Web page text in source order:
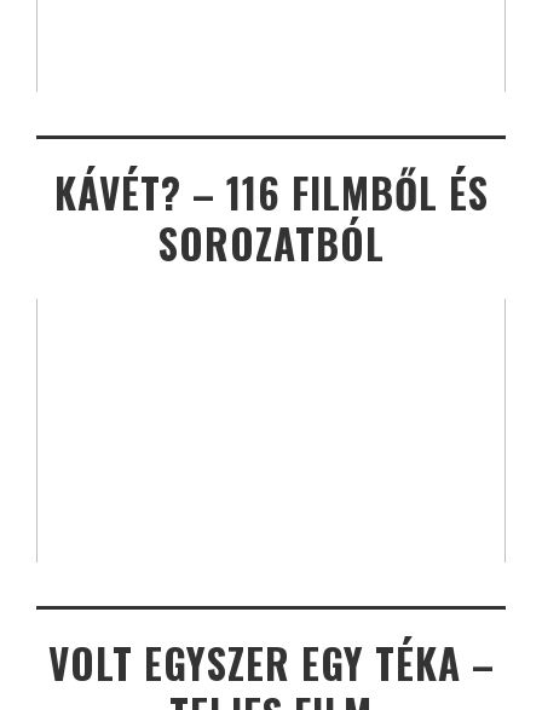
KÁVÉT? – 116 FILMBŐL ÉS
SOROZATBÓL
VOLT EGYSZER EGY TÉKA –